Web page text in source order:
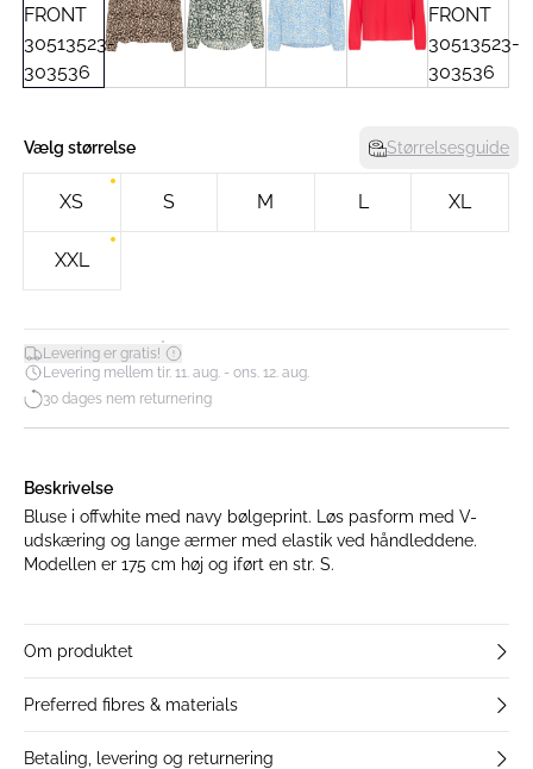
Vælg størrelse Størrelsesguide
XS S M L XL
XXL
Levering er gratis!*
Levering mellem tir. 11. aug. - ons. 12. aug.
30 dages nem returnering
Beskrivelse
Bluse i offwhite med navy bølgeprint. Løs pasform med V-
udskæring og lange ærmer med elastik ved håndleddene.
Modellen er 175 cm høj og iført en str. S.
Om produktet
Preferred fibres & materials
Betaling, levering og returnering